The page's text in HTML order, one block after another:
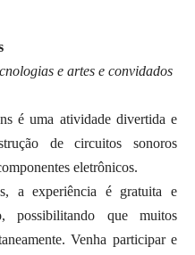
e artes e convidados
é uma atividade divertida e
de circuitos sonoros
eletrônicos.
a experiência é gratuita e
possibilitando que muitos
Venha participar e